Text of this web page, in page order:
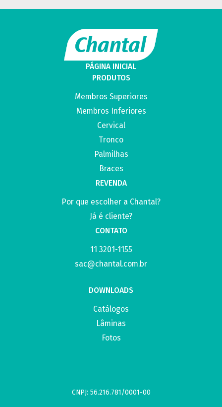
PÁGINA INICIAL
PRODUTOS
Membros Superiores
Membros Inferiores
Cervical
Tronco
Palmilhas
Braces
REVENDA
Por que escolher a Chantal?
Já é cliente?
CONTATO
11 3201-1155
sac@chantal.com.br
DOWNLOADS
Catálogos
Lâminas
Fotos
CNPJ: 56.216.781/0001-00